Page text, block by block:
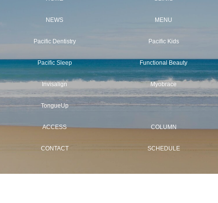
NEWS MENU
Pacific Dentistry Pacific Kids
Pacific Sleep Functional Beauty
Invisalign Myobrace
TongueUp
ACCESS COLUMN
CONTACT SCHEDULE